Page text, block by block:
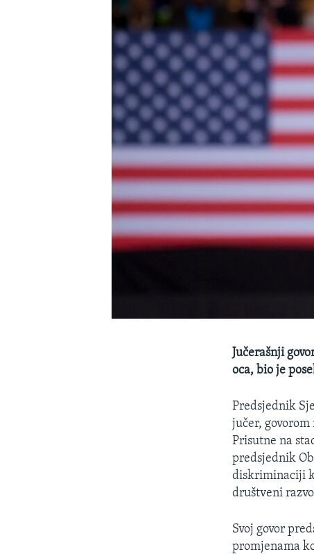
Jučerašnji
oca, bio je
Predsjednik
jučer,
Prisutne na
predsjednik
diskriminaciji
društveni
Svoj govor
promjenama